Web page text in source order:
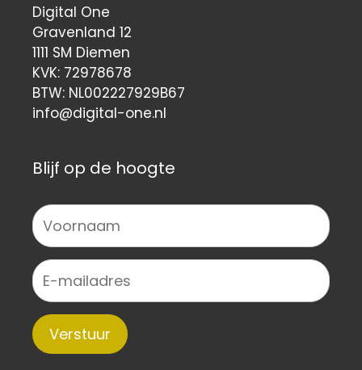
Digital One
Gravenland 12
1111 SM Diemen
KVK: 72978678
BTW: NL002227929B67
info@digital-one.nl
Blijf op de hoogte